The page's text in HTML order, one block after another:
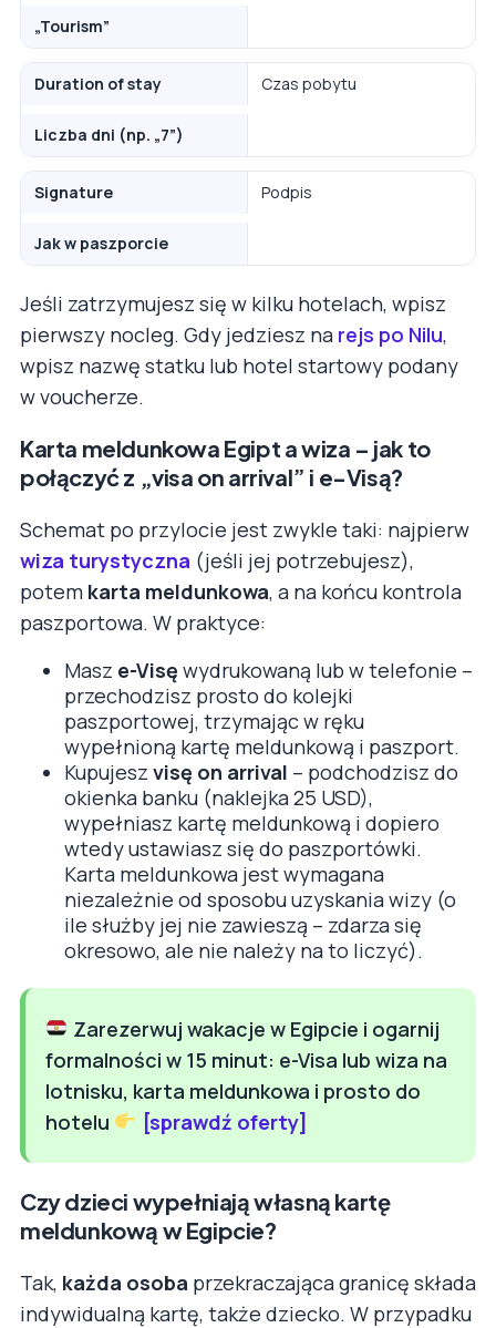
„Tourism”
Duration of stay Czas pobytu
Liczba dni (np. „7”)
Signature Podpis
Jak w paszporcie
Jeśli zatrzymujesz się w kilku hotelach, wpisz
pierwszy nocleg. Gdy jedziesz na rejs po Nilu,
wpisz nazwę statku lub hotel startowy podany
w voucherze.
Karta meldunkowa Egipt a wiza – jak to
połączyć z „visa on arrival” i e-Visą?
Schemat po przylocie jest zwykle taki: najpierw
wiza turystyczna (jeśli jej potrzebujesz),
potem karta meldunkowa, a na końcu kontrola
paszportowa. W praktyce:
Masz e-Visę wydrukowaną lub w telefonie –
przechodzisz prosto do kolejki
paszportowej, trzymając w ręku
wypełnioną kartę meldunkową i paszport.
Kupujesz visę on arrival – podchodzisz do
okienka banku (naklejka 25 USD),
wypełniasz kartę meldunkową i dopiero
wtedy ustawiasz się do paszportówki.
Karta meldunkowa jest wymagana
niezależnie od sposobu uzyskania wizy (o
ile służby jej nie zawieszą – zdarza się
okresowo, ale nie należy na to liczyć).
Zarezerwuj wakacje w Egipcie i ogarnij
formalności w 15 minut: e-Visa lub wiza na
lotnisku, karta meldunkowa i prosto do
hotelu
[sprawdź oferty]
Czy dzieci wypełniają własną kartę
meldunkową w Egipcie?
Tak, każda osoba przekraczająca granicę składa
indywidualną kartę, także dziecko. W przypadku